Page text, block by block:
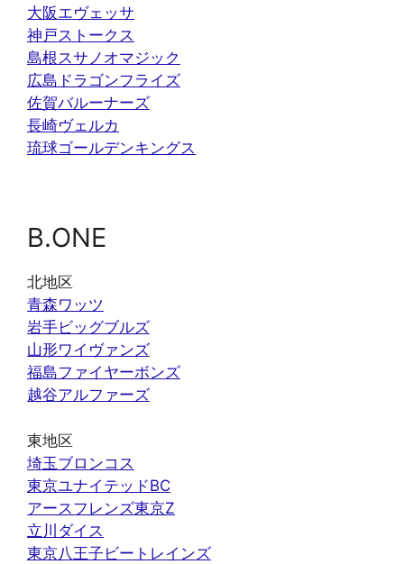
大阪エヴェッサ
神戸ストークス
島根スサノオマジック
広島ドラゴンフライズ
佐賀バルーナーズ
長崎ヴェルカ
琉球ゴールデンキングス
B.ONE
北地区
青森ワッツ
岩手ビッグブルズ
山形ワイヴァンズ
福島ファイヤーボンズ
越谷アルファーズ
東地区
埼玉ブロンコス
東京ユナイテッドBC
アースフレンズ東京Z
立川ダイス
東京八王子ビートレインズ